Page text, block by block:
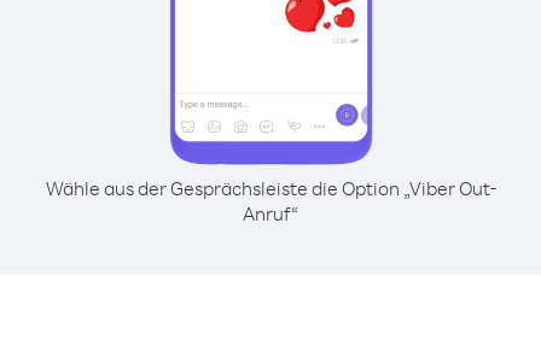
Wähle aus der Gesprächsleiste die Option „Viber Out-
Anruf“